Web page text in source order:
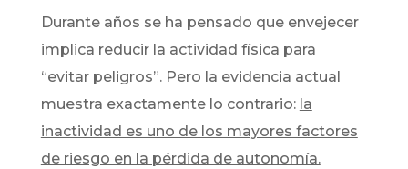
Durante años se ha pensado que envejecer
implica reducir la actividad física para
“evitar peligros”. Pero la evidencia actual
muestra exactamente lo contrario: la
inactividad es uno de los mayores factores
de riesgo en la pérdida de autonomía.